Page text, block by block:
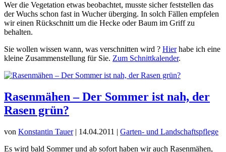
Wer die Vegetation etwas beobachtet, musste sicher feststellen das
der Wuchs schon fast in Wucher überging. In solch Fällen empfelen
wir einen Rückschnitt um die Hecke oder Baum im Griff zu
behalten.
Sie wollen wissen wann, was verschnitten wird ? Hierhabe ich eine
kleine Zusammenstellung für Sie. Zum Schnittkalender.
Rasenmähen – Der Sommer ist nah, der
Rasen grün?
von Konstantin Tauer| 14.04.2011 | Garten- und Landschaftspflege
Es wird bald Sommer und ab sofort haben wir auch Rasenmähen,